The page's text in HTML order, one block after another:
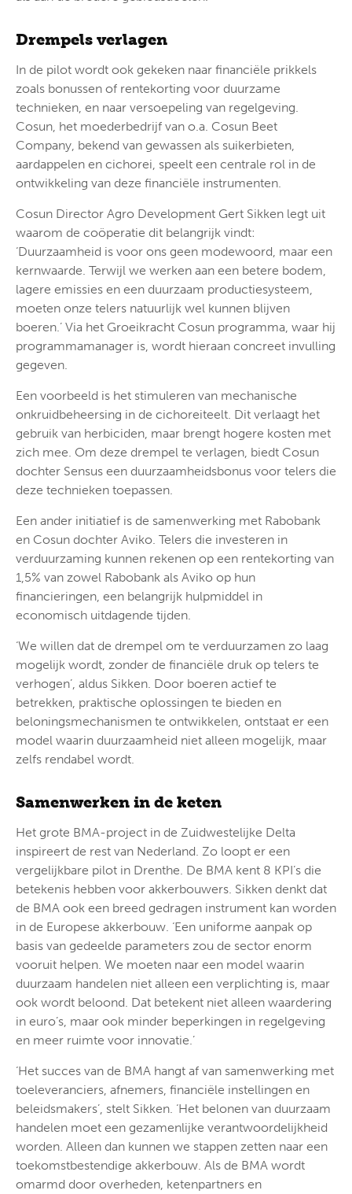
Drempels verlagen
In de pilot wordt ook gekeken naar financiële prikkels
zoals bonussen of rentekorting voor duurzame
technieken, en naar versoepeling van regelgeving.
Cosun, het moederbedrijf van o.a. Cosun Beet
Company, bekend van gewassen als suikerbieten,
aardappelen en cichorei, speelt een centrale rol in de
ontwikkeling van deze financiële instrumenten.
Cosun Director Agro Development Gert Sikken legt uit
waarom de coöperatie dit belangrijk vindt:
‘Duurzaamheid is voor ons geen modewoord, maar een
kernwaarde. Terwijl we werken aan een betere bodem,
lagere emissies en een duurzaam productiesysteem,
moeten onze telers natuurlijk wel kunnen blijven
boeren.’ Via het Groeikracht Cosun programma, waar hij
programmamanager is, wordt hieraan concreet invulling
gegeven.
Een voorbeeld is het stimuleren van mechanische
onkruidbeheersing in de cichoreiteelt. Dit verlaagt het
gebruik van herbiciden, maar brengt hogere kosten met
zich mee. Om deze drempel te verlagen, biedt Cosun
dochter Sensus een duurzaamheidsbonus voor telers die
deze technieken toepassen.
Een ander initiatief is de samenwerking met Rabobank
en Cosun dochter Aviko. Telers die investeren in
verduurzaming kunnen rekenen op een rentekorting van
1,5% van zowel Rabobank als Aviko op hun
financieringen, een belangrijk hulpmiddel in
economisch uitdagende tijden.
‘We willen dat de drempel om te verduurzamen zo laag
mogelijk wordt, zonder de financiële druk op telers te
verhogen’, aldus Sikken. Door boeren actief te
betrekken, praktische oplossingen te bieden en
beloningsmechanismen te ontwikkelen, ontstaat er een
model waarin duurzaamheid niet alleen mogelijk, maar
zelfs rendabel wordt.
Samenwerken in de keten
Het grote BMA-project in de Zuidwestelijke Delta
inspireert de rest van Nederland. Zo loopt er een
vergelijkbare pilot in Drenthe. De BMA kent 8 KPI’s die
betekenis hebben voor akkerbouwers. Sikken denkt dat
de BMA ook een breed gedragen instrument kan worden
in de Europese akkerbouw. ‘Een uniforme aanpak op
basis van gedeelde parameters zou de sector enorm
vooruit helpen. We moeten naar een model waarin
duurzaam handelen niet alleen een verplichting is, maar
ook wordt beloond. Dat betekent niet alleen waardering
in euro’s, maar ook minder beperkingen in regelgeving
en meer ruimte voor innovatie.’
‘Het succes van de BMA hangt af van samenwerking met
toeleveranciers, afnemers, financiële instellingen en
beleidsmakers’, stelt Sikken. ‘Het belonen van duurzaam
handelen moet een gezamenlijke verantwoordelijkheid
worden. Alleen dan kunnen we stappen zetten naar een
toekomstbestendige akkerbouw. Als de BMA wordt
omarmd door overheden, ketenpartners en